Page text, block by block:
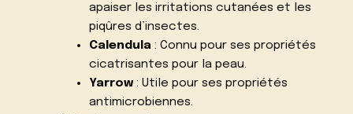
apaiser les irritations cutanées et les
piqûres d’insectes.
Calendula: Connu pour ses propriétés
cicatrisantes pour la peau.
Yarrow: Utile pour ses propriétés
antimicrobiennes.